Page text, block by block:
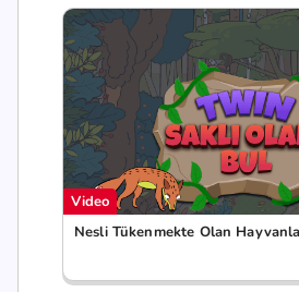
Video
Nesli Tükenmekte Olan